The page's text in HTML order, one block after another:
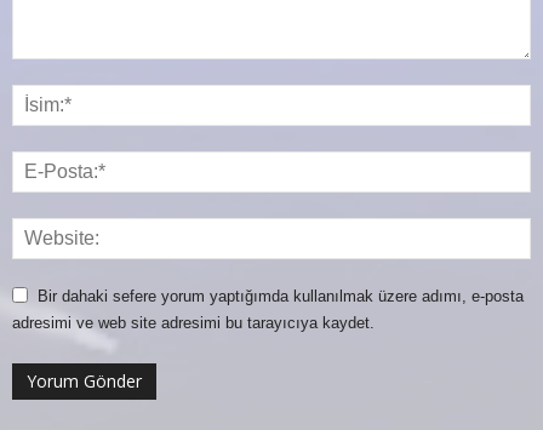
Bir dahaki sefere yorum yaptığımda kullanılmak üzere adımı, e-posta
adresimi ve web site adresimi bu tarayıcıya kaydet.